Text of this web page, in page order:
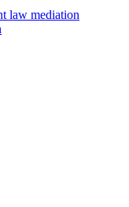
law mediation